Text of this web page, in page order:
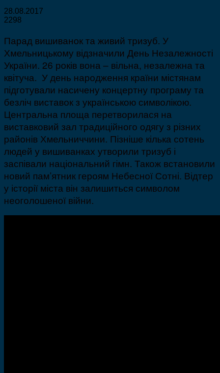
28.08.2017
2298
Парад вишиванок та живий тризуб. У
Хмельницькому відзначили День Незалежності
України. 26 років вона – вільна, незалежна та
квітуча. У день народження країни містянам
підготували насичену концертну програму та
безліч виставок з українською символікою.
Центральна площа перетворилася на
виставковий зал традиційного одягу з різних
районів Хмельниччини. Пізніше кілька сотень
людей у вишиванках утворили тризуб і
заспівали національний гімн. Також встановили
новий пам’ятник героям Небесної Сотні. Відтер
у історії міста він залишиться символом
неоголошеної війни.